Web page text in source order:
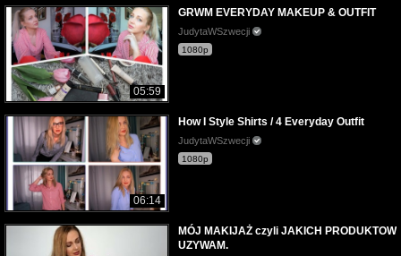
05:59
GRWM EVERYDAY MAKEUP & OUTFIT
JudytaWSzwecji
1080p
06:14
How I Style Shirts / 4 Everyday Outfit
JudytaWSzwecji
1080p
MÓJ MAKIJAŻ czyli JAKICH PRODUKTOW
UZYWAM.